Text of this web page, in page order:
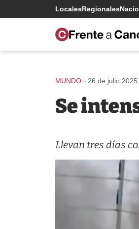
LocalesRegionales
MUNDO - 26 de julio
Se
Llevan tres días